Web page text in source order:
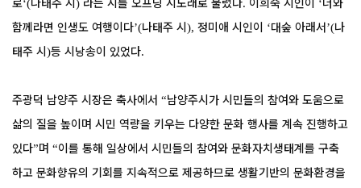
로‘(나태주 시) 라는 시를 오프닝 시노래로 불렀다. 이희숙 시인이 ‘너와
함께라면 인생도 여행이다’(나태주 시), 정미애 시인이 ‘대숲 아래서’(나
태주 시)등 시낭송이 있었다.
주광덕 남양주 시장은 축사에서 “남양주시가 시민들의 참여와 도움으로
삶의 질을 높이며 시민 역량을 키우는 다양한 문화 행사를 계속 진행하고
있다”며 “이를 통해 일상에서 시민들의 참여와 문화자치생태계를 구축
하고 문화향유의 기회를 지속적으로 제공하므로 생활기반의 문화환경을